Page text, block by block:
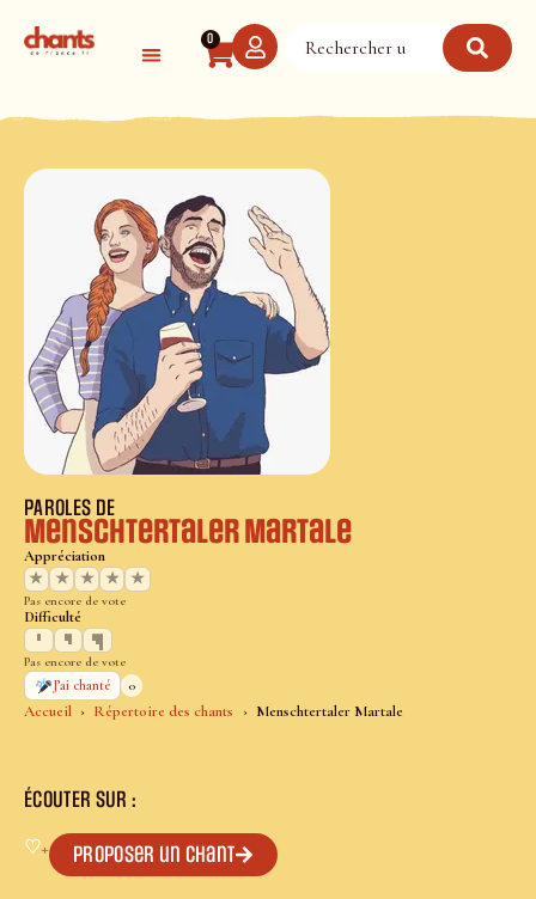
0
Accueil Répertoire des chants Menschtertaler Martale
PAROLES DE
Menschtertaler Martale
Appréciation
★
★ ★ ★ ★
Pas encore de vote
Difficulté
Pas encore de vote
J’ai chanté
0
ÉCOUTER SUR :
♡+ Proposer un chant